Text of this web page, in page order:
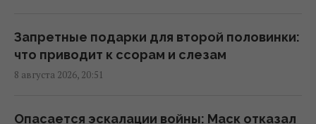
прогнозом о завершении войны в Украине
20:33 суббота, 08 августа 2026
ATACMS и гусеничные версии "Хаймарсов"
Запретные подарки для второй половинки:
что приводит к ссорам и слезам
8 августа 2026, 20:51
Опасается эскалации войны: Маск отказал